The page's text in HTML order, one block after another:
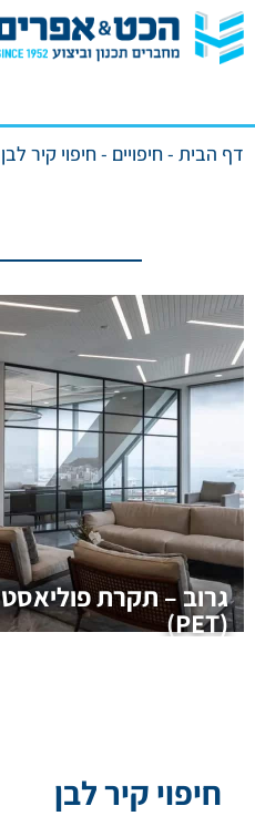
דף הבית -חיפויים -חיפוי קיר לבן
גרוב – תקרת
(PET)
חיפוי קיר לבן